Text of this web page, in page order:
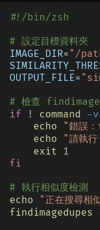
#!/bin/zsh
# 設定目標資料夾
IMAGE_DIR= "/
OUTPUT_FILE=
# 檢查
if ! command -v
    echo
"錯誤
    echo
"請執
    exit
1
fi
# 執行相似度檢測
echo "正在搜尋相
findimagedupes